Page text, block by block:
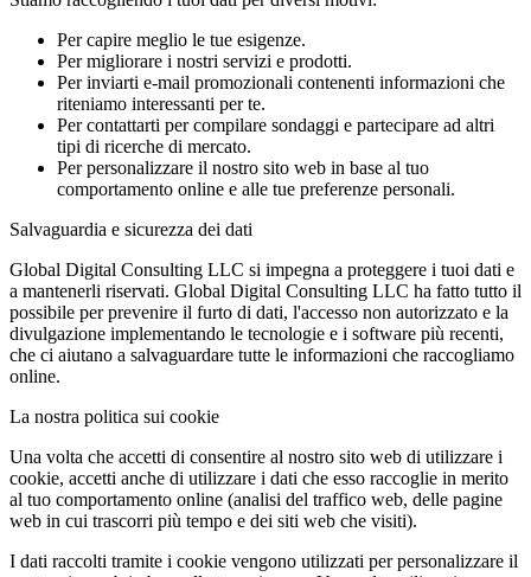
Per capire meglio le tue esigenze.
Per migliorare i nostri servizi e prodotti.
Per inviarti e-mail promozionali contenenti informazioni che
riteniamo interessanti per te.
Per contattarti per compilare sondaggi e partecipare ad altri
tipi di ricerche di mercato.
Per personalizzare il nostro sito web in base al tuo
comportamento online e alle tue preferenze personali.
Salvaguardia e sicurezza dei dati
Global Digital Consulting LLC si impegna a proteggere i tuoi dati e
a mantenerli riservati. Global Digital Consulting LLC ha fatto tutto il
possibile per prevenire il furto di dati, l'accesso non autorizzato e la
divulgazione implementando le tecnologie e i software più recenti,
che ci aiutano a salvaguardare tutte le informazioni che raccogliamo
online.
La nostra politica sui cookie
Una volta che accetti di consentire al nostro sito web di utilizzare i
cookie, accetti anche di utilizzare i dati che esso raccoglie in merito
al tuo comportamento online (analisi del traffico web, delle pagine
web in cui trascorri più tempo e dei siti web che visiti).
I dati raccolti tramite i cookie vengono utilizzati per personalizzare il